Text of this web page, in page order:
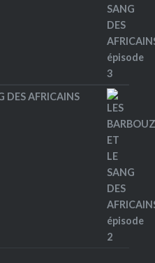
DES AFRICAINS